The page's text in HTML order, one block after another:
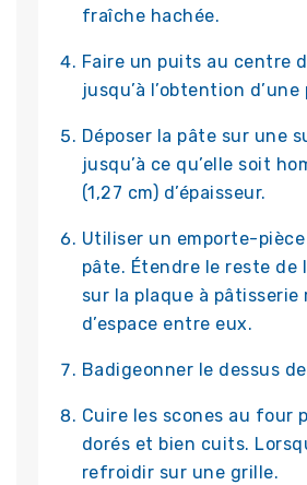
fraîche hachée.
Faire un puits au centre
jusqu’à l’obtention
Déposer la pâte sur une
jusqu’à ce qu’elle soit
(1,27 cm) d’épaisseur.
Utiliser un emporte-
pâte. Étendre le reste de
sur la plaque à
d’espace entre eux.
Badigeonner le dessus
Cuire les scones au four
dorés et bien cuits.
refroidir sur une grille.